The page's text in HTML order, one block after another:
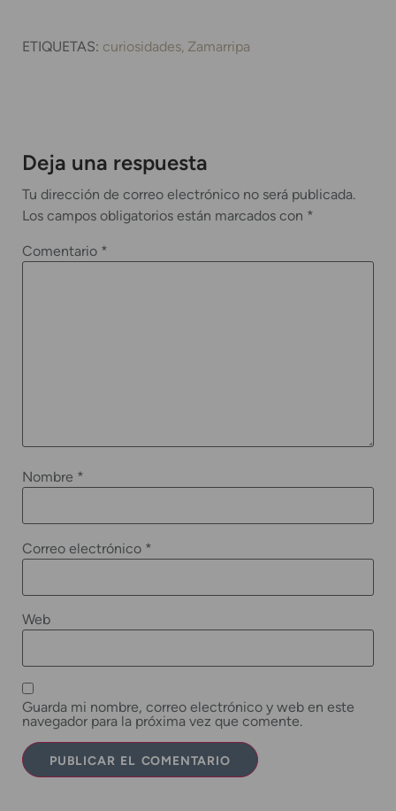
ETIQUETAS: curiosidades Zamarripa
Deja una respuesta
Tu dirección de correo electrónico no será publicada.
Los campos obligatorios están marcados con *
Comentario *
Nombre *
Correo electrónico *
Web
Guarda mi nombre, correo electrónico y web en este
navegador para la próxima vez que comente.